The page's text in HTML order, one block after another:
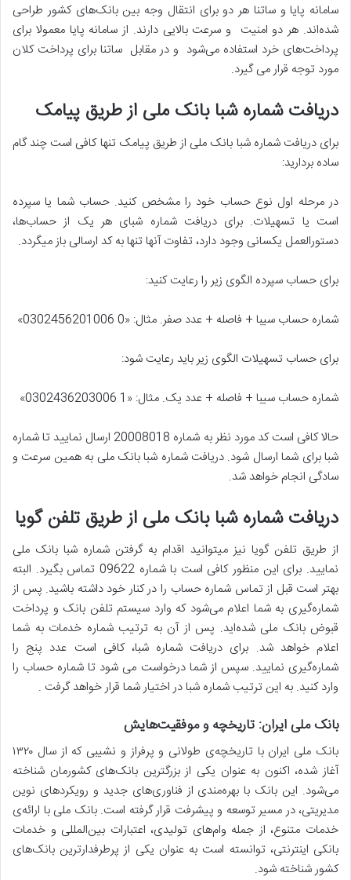
سامانه پایا و ساتنا هر دو برای انتقال وجه بین بانک‌های کشور طراحی
شده‌اند. هر دو امنیت و سرعت بالایی دارند. از سامانه پایا معمولا برای
پرداخت‌های خرد استفاده می‌شود و در مقابل ساتنا برای پرداخت کلان
مورد توجه قرار می گیرد.
دریافت شماره شبا بانک ملی از طریق پیامک
برای دریافت شماره شبا بانک ملی از طریق پیامک تنها کافی است چند گام
ساده بردارید:
در مرحله اول نوع حساب خود را مشخص کنید. حساب شما یا سپرده
است یا تسهیلات. برای دریافت شماره شبای هر یک از حساب‌ها،
دستورالعمل یکسانی وجود دارد، تفاوت آنها تنها به کد ارسالی باز میگردد.
برای حساب سپرده الگوی زیر را رعایت کنید:
شماره حساب سیبا + فاصله + عدد صفر. مثال: «0 0302456201006»
برای حساب تسهیلات الگوی زیر باید رعایت شود:
شماره حساب سیبا + فاصله + عدد یک. مثال: «1 0302436203006»
حالا کافی است کد مورد نظر به شماره 20008018 ارسال نمایید تا شماره
شبا برای شما ارسال شود. دریافت شماره شبا بانک ملی به همین سرعت و
سادگی انجام خواهد شد.
دریافت شماره شبا بانک ملی از طریق تلفن گویا
از طریق تلفن گویا نیز میتوانید اقدام به گرفتن شماره شبا بانک ملی
نمایید. برای این منظور کافی است با شماره 09622 تماس بگیرد. البته
بهتر است قبل از تماس شماره حساب را در کنار خود داشته باشید. پس از
شماره‌گیری به شما اعلام می‌شود که وارد سیستم تلفن بانک و پرداخت
قبوض بانک ملی شده‌اید. پس از آن به ترتیب شماره خدمات به شما
اعلام خواهد شد. برای دریافت شماره شبا، کافی است عدد پنج را
شماره‌گیری نمایید. سپس از شما درخواست می شود تا شماره حساب را
وارد کنید. به این ترتیب شماره شبا در اختیار شما قرار خواهد گرفت .
بانک ملی ایران: تاریخچه و موفقیت‌هایش
بانک ملی ایران با تاریخچه‌ی طولانی و پرفراز و نشیبی که از سال ۱۳۲۰
آغاز شده، اکنون به عنوان یکی از بزرگترین بانک‌های کشورمان شناخته
می‌شود. این بانک با بهره‌مندی از فناوری‌های جدید و رویکردهای نوین
مدیریتی، در مسیر توسعه و پیشرفت قرار گرفته است. بانک ملی با ارائه‌ی
خدمات متنوع، از جمله وام‌های تولیدی، اعتبارات بین‌المللی و خدمات
بانکی اینترنتی، توانسته است به عنوان یکی از پرطرفدارترین بانک‌های
کشور شناخته شود.